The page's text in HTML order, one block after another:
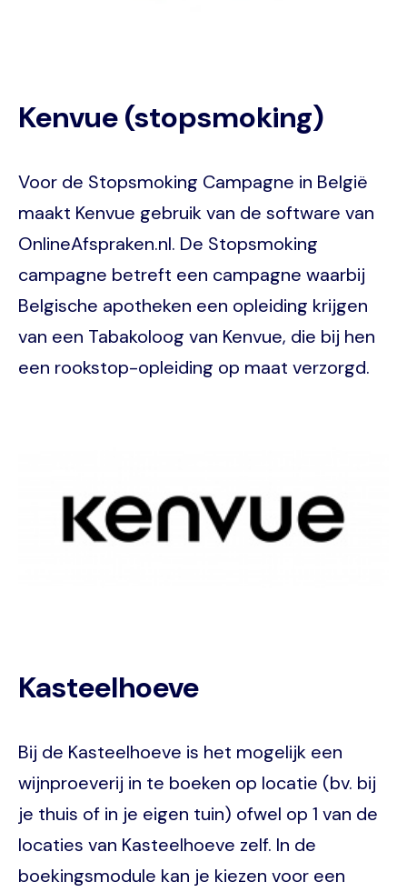
Kenvue (stopsmoking)
Voor de Stopsmoking Campagne in België
maakt Kenvue gebruik van de software van
OnlineAfspraken.nl. De Stopsmoking
campagne betreft een campagne waarbij
Belgische apotheken een opleiding krijgen
van een Tabakoloog van Kenvue, die bij hen
een rookstop-opleiding op maat verzorgd.
Kasteelhoeve
Bij de Kasteelhoeve is het mogelijk een
wijnproeverij in te boeken op locatie (bv. bij
je thuis of in je eigen tuin) ofwel op 1 van de
locaties van Kasteelhoeve zelf. In de
boekingsmodule kan je kiezen voor een